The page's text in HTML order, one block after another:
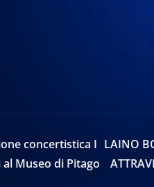
concertistica I
Museo di Pitago
LAINO